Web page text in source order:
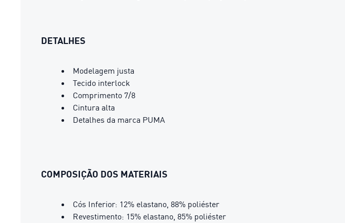
DETALHES
Modelagem justa
Tecido interlock
Comprimento 7/8
Cintura alta
Detalhes da marca PUMA
COMPOSIÇÃO DOS MATERIAIS
Cós Inferior: 12% elastano, 88% poliéster
Revestimento: 15% elastano, 85% poliéster